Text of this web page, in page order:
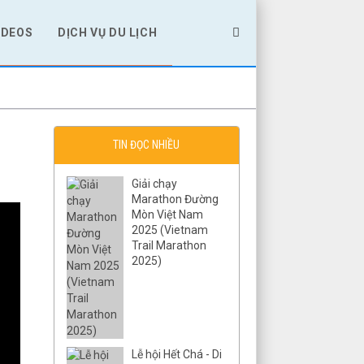
DỊCH VỤ DU LỊCH
TIN ĐỌC NHIỀU
Giải chạy
Marathon Đường
Mòn Việt Nam
2025 (Vietnam
Trail Marathon
2025)
Lễ hội Hết Chá - Di